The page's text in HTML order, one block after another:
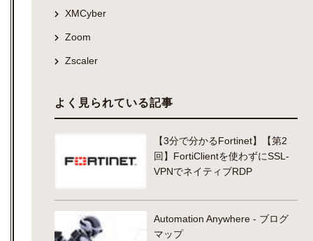
XMCyber
Zoom
Zscaler
よく見られている記事
【3分で分かるFortinet】【第2
回】FortiClientを使わずにSSL-
VPNでネイティブRDP
Automation Anywhere - ブログ
マップ